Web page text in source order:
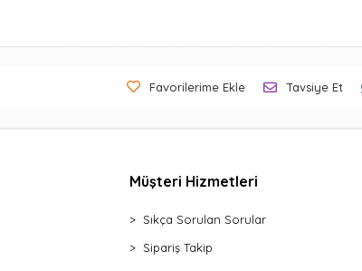
Favorilerime Ekle Tavsiye Et
Müşteri Hizmetleri
Sıkça Sorulan Sorular
Sipariş Takip